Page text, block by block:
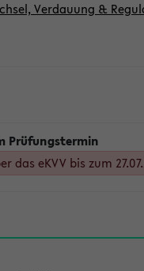
Verdauung &
das eKVV bis zum